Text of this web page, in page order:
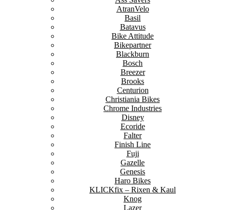
AtranVelo
Basil
Batavus
Bike Attitude
Bikepartner
Blackburn
Bosch
Breezer
Brooks
Centurion
Christiania Bikes
Chrome Industries
Disney
Ecoride
Falter
Finish Line
Fuji
Gazelle
Genesis
Haro Bikes
KLICKfix – Rixen & Kaul
Knog
Lazer